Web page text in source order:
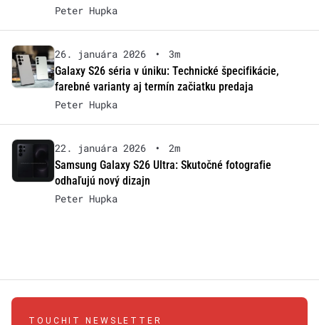
Peter Hupka
26. januára 2026 •
3m
Galaxy S26 séria v úniku: Technické špecifikácie,
farebné varianty aj termín začiatku predaja
Peter Hupka
22. januára 2026 •
2m
Samsung Galaxy S26 Ultra: Skutočné fotografie
odhaľujú nový dizajn
Peter Hupka
TOUCHIT NEWSLETTER